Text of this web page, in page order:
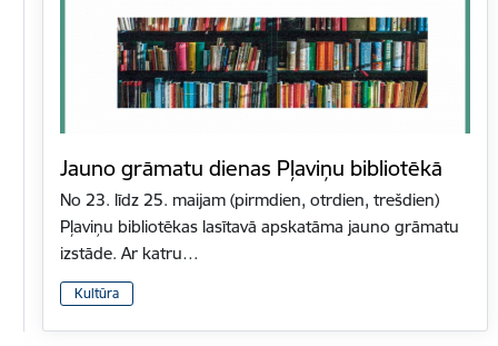
Jauno grāmatu dienas Pļaviņu bibliotēkā
No 23. līdz 25. maijam (pirmdien, otrdien, trešdien)
Pļaviņu bibliotēkas lasītavā apskatāma jauno grāmatu
izstāde. Ar katru…
Kultūra